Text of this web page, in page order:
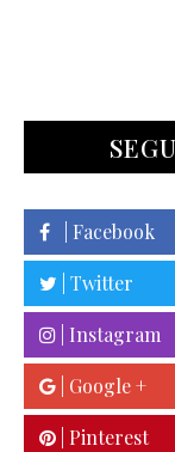
| Facebook
| Twitter
| Instagram
| Google +
| Pinterest